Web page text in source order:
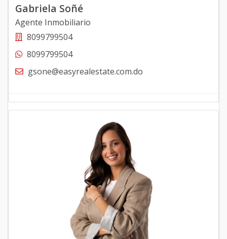
Gabriela Soñé
Agente Inmobiliario
8099799504
8099799504
gsone@easyrealestate.com.do